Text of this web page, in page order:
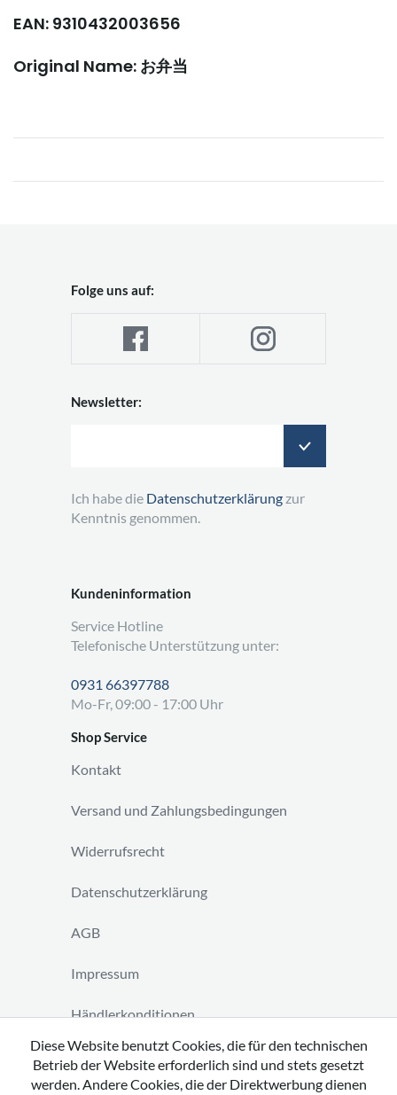
EAN: 9310432003656
Original Name: お弁当
Kundeninformation
Service Hotline
Telefonische Unterstützung unter:
0931 66397788
Mo-Fr, 09:00 - 17:00 Uhr
Shop Service
Kontakt
Versand und Zahlungsbedingungen
Widerrufsrecht
Datenschutzerklärung
AGB
Impressum
Händlerkonditionen
Vertrag widerrufen
Folge uns auf:
Newsletter:
Ich habe die Datenschutzerklärung zur
Kenntnis genommen.
Diese Website benutzt Cookies, die für den technischen
Betrieb der Website erforderlich sind und stets gesetzt
werden. Andere Cookies, die der Direktwerbung dienen